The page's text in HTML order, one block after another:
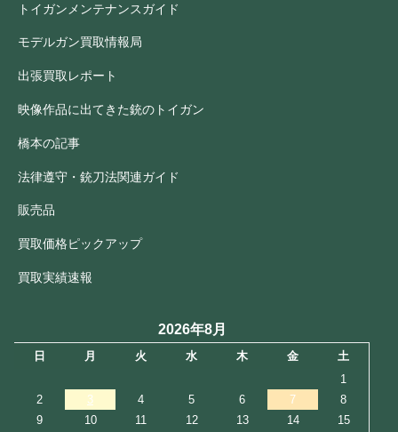
トイガンメンテナンスガイド
モデルガン買取情報局
出張買取レポート
映像作品に出てきた銃のトイガン
橋本の記事
法律遵守・銃刀法関連ガイド
販売品
買取価格ピックアップ
買取実績速報
2026年8月
日 月 火 水 木 金
土
1
2
3 4 5 6 7
8
9
10 11 12 13 14
15